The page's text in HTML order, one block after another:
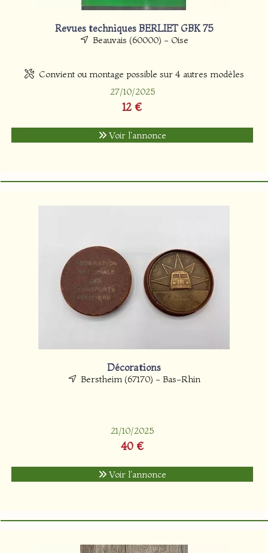
Revues techniques BERLIET GBK 75
Beauvais (60000) - Oise
Convient ou montage possible sur 4 autres modèles
27/10/2025
12 €
Voir l'annonce
Décorations
Berstheim (67170) - Bas-Rhin
21/10/2025
40 €
Voir l'annonce